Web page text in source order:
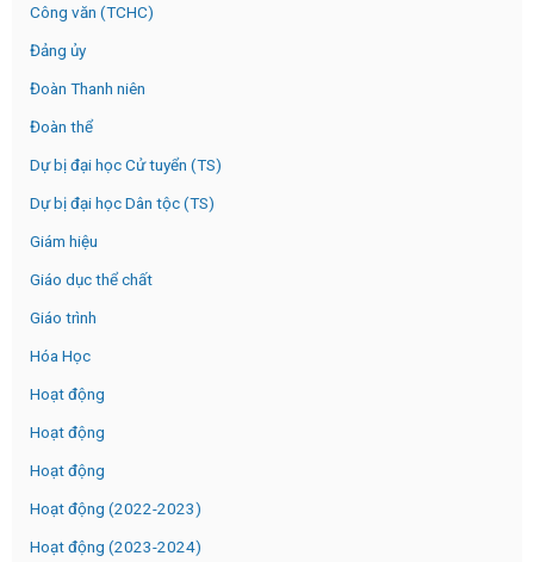
Công văn (TCHC)
Đảng ủy
Đoàn Thanh niên
Đoàn thể
Dự bị đại học Cử tuyển (TS)
Dự bị đại học Dân tộc (TS)
Giám hiệu
Giáo dục thể chất
Giáo trình
Hóa Học
Hoạt động
Hoạt động
Hoạt động
Hoạt động (2022-2023)
Hoạt động (2023-2024)